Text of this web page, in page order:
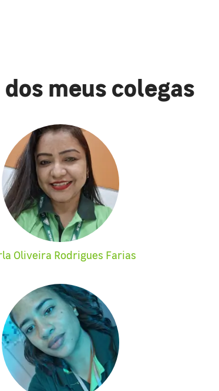
meus colegas
Oliveira Rodrigues Farias